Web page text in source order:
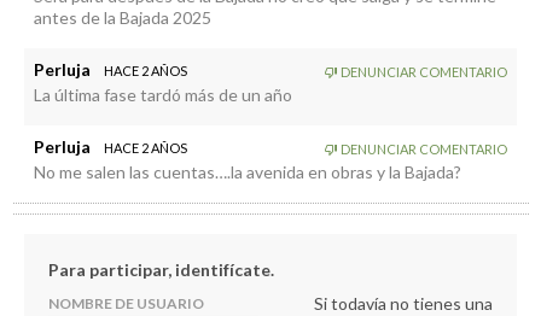
antes de la Bajada 2025
Perluja HACE 2 AÑOS DENUNCIAR COMENTARIO
La última fase tardó más de un año
Perluja HACE 2 AÑOS DENUNCIAR COMENTARIO
No me salen las cuentas….la avenida en obras y la Bajada?
Para participar, identifícate.
NOMBRE DE USUARIO
Si todavía no tienes una